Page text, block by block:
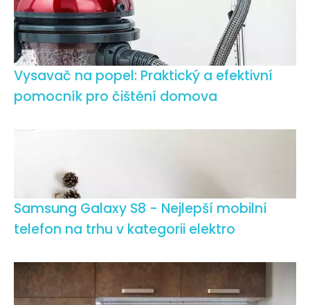
Vysavač na popel: Praktický a efektivní
pomocník pro čištění domova
Samsung Galaxy S8 - Nejlepší mobilní
telefon na trhu v kategorii elektro